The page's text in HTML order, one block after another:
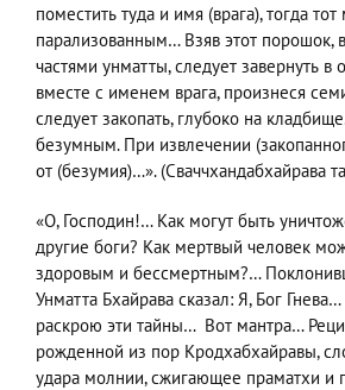
поместить туда и имя (врага), тогда
парализованным… Взяв этот порошок,
частями унматты, следует завернуть в
вместе с именем врага, произнеся
следует закопать, глубоко на
безумным. При извлечении
от (безумия)…». (Сваччхандабхайрава
«O, Господин!… Как могут быть
другие боги? Как мертвый человек
здоровым и бессмертным?…
Унматта Бхайрава сказал: Я, Бог
раскрою эти тайны… Вот мантра…
рожденной из пор Кродхабхайравы,
удара молнии, сжигающее праматхи и